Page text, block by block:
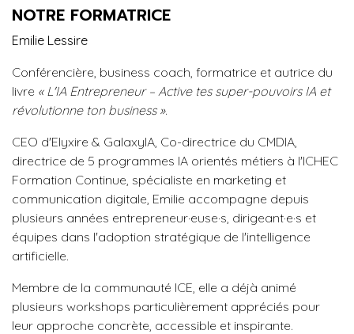
NOTRE FORMATRICE
Emilie Lessire
Conférencière, business coach, formatrice et autrice du
livre « L'IA Entrepreneur – Active tes super-pouvoirs IA et
révolutionne ton business ».
CEO d'Elyxire & GalaxyIA, Co-directrice du CMDIA,
directrice de 5 programmes IA orientés métiers à l'ICHEC
Formation Continue, spécialiste en marketing et
communication digitale, Emilie accompagne depuis
plusieurs années entrepreneur·euse·s, dirigeant·e·s et
équipes dans l'adoption stratégique de l'intelligence
artificielle.
Membre de la communauté ICE, elle a déjà animé
plusieurs workshops particulièrement appréciés pour
leur approche concrète, accessible et inspirante.